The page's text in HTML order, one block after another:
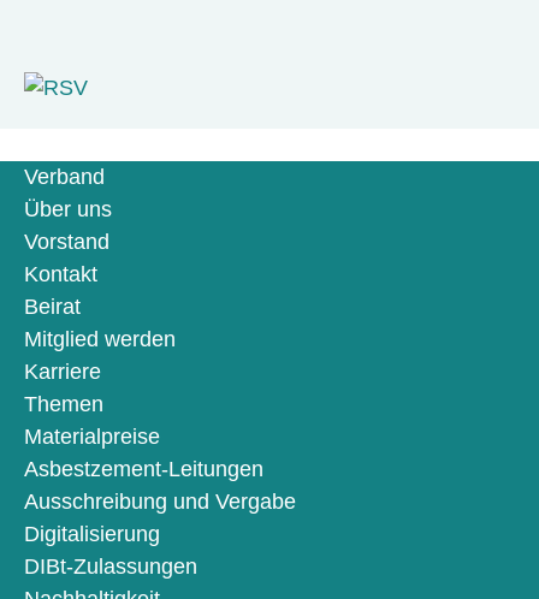
Verband
Über uns
Vorstand
Kontakt
Beirat
Mitglied werden
Karriere
Themen
Materialpreise
Asbestzement-Leitungen
Ausschreibung und Vergabe
Digitalisierung
DIBt-Zulassungen